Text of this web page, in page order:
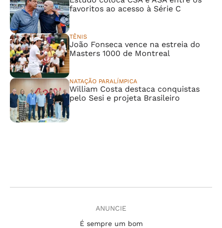
favoritos ao acesso à Série C
TÊNIS
João Fonseca vence na estreia do
Masters 1000 de Montreal
NATAÇÃO PARALÍMPICA
William Costa destaca conquistas
pelo Sesi e projeta Brasileiro
ANUNCIE
É sempre um bom